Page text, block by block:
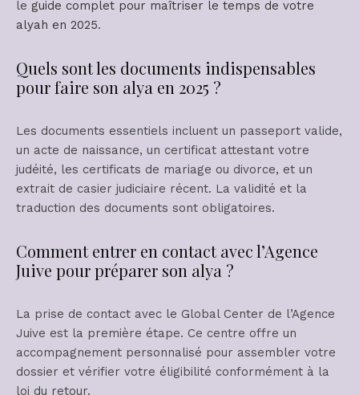
le guide complet pour maîtriser le temps de votre
alyah en 2025.
Quels sont les documents indispensables
pour faire son alya en 2025 ?
Les documents essentiels incluent un passeport valide,
un acte de naissance, un certificat attestant votre
judéité, les certificats de mariage ou divorce, et un
extrait de casier judiciaire récent. La validité et la
traduction des documents sont obligatoires.
Comment entrer en contact avec l’Agence
Juive pour préparer son alya ?
La prise de contact avec le Global Center de l’Agence
Juive est la première étape. Ce centre offre un
accompagnement personnalisé pour assembler votre
dossier et vérifier votre éligibilité conformément à la
loi du retour.